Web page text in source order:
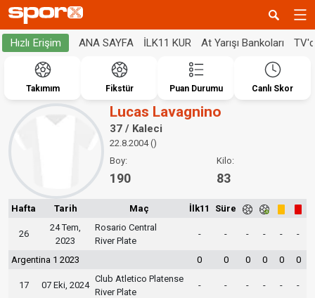
Hızlı Erişim ANA SAYFA İLK11 KUR At Yarışı Bankoları
Takımım Fikstür Puan Durumu Canlı Skor
Lucas Lavagnino
37 / Kaleci
22.8.2004 ()
Boy:
190
Kilo:
83
Hafta Tarih Maç İlk11 Süre
26
24 Tem,
2023
Rosario Central
River Plate
- - - - - -
Argentina 1 2023 0 0 0 0 0 0
17 07 Eki, 2024
Club Atletico Platense
River Plate
- - - - - -